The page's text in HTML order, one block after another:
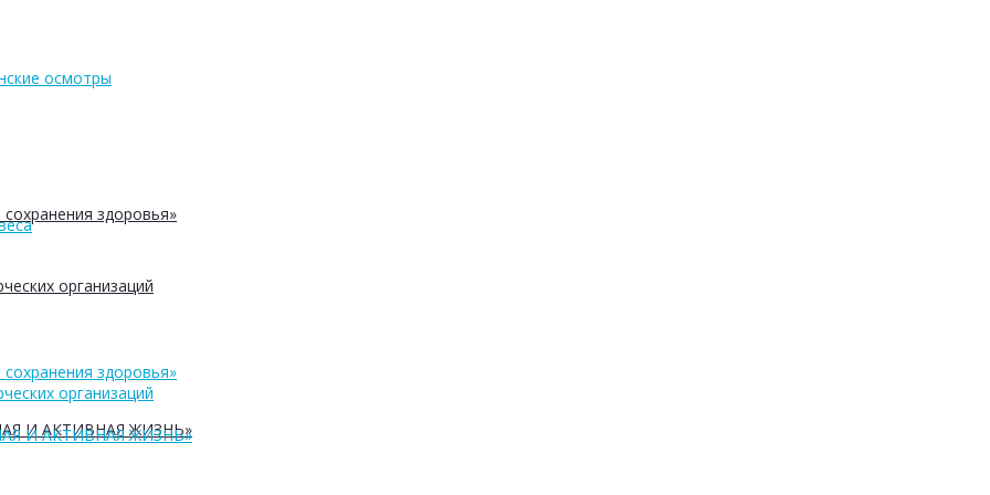
здоровья»
организаций
И АКТИВНАЯ ЖИЗНЬ»
осмотры
здоровья»
организаций
И АКТИВНАЯ ЖИЗНЬ»